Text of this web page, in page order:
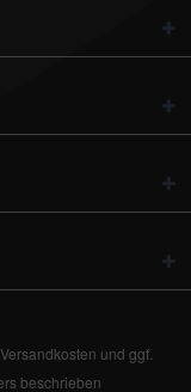
Versandkosten und ggf.
beschrieben